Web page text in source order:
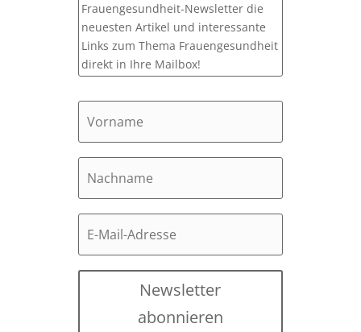
Frauengesundheit-Newsletter die
neuesten Artikel und interessante
Links zum Thema Frauengesundheit
direkt in Ihre Mailbox!
Newsletter
abonnieren